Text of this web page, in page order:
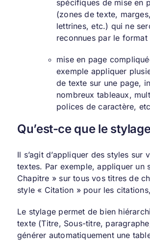
spécifiques de mise en
(zones de texte,
lettrines, etc.) qui ne
reconnues par le format
mise en page
exemple appliquer
de texte sur une page,
nombreux tableaux,
polices de caractère,
Qu’est-ce que le
Il s’agit d’appliquer des styles sur
textes. Par exemple, appliquer un
Chapitre » sur tous vos titres de
style « Citation » pour les
Le stylage permet de bien
texte (Titre, Sous-titre,
générer automatiquement une